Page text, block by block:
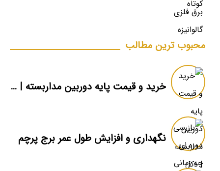
محبوب ترین مطالب
خرید و قیمت پایه دوربین مداربسته | دکل دوربین
نگهداری و افزایش طول عمر برج پرچم